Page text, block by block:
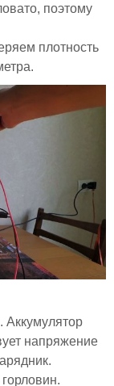
поэтому
плотность
Аккумулятор
напряжение